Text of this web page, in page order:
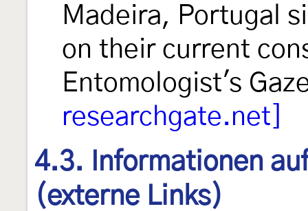
Madeira, Portugal
on their current
Entomologist's
researchgate.net]
4.3. Informationen
(externe Links)